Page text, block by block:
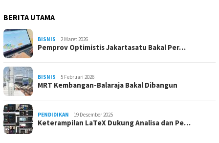
BERITA UTAMA
BISNIS 2 Maret 2026
Pemprov Optimistis Jakartasatu Bakal Per…
BISNIS 5 Februari 2026
MRT Kembangan-Balaraja Bakal Dibangun
PENDIDIKAN 19 Desember 2025
Keterampilan LaTeX Dukung Analisa dan Pe…